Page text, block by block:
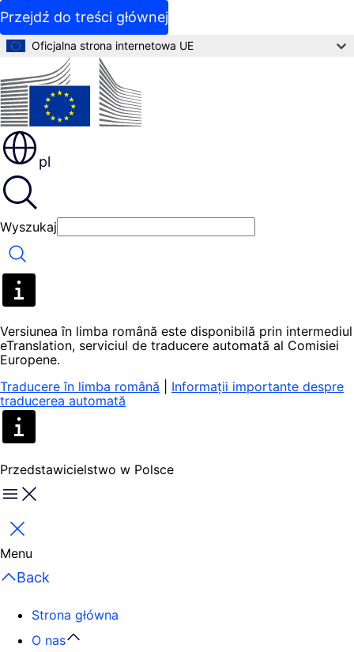
Przejdź do treści głównej
Oficjalna strona internetowa UE
pl
Wyszukaj
Wyszukaj
Versiunea în limba română este disponibilă prin intermediul
eTranslation, serviciul de traducere automată al Comisiei
Europene.
Traducere în limba română
Informații importante despre
traducerea automată
Przedstawicielstwo w Polsce
Menu
Zamknij
Menu
Back
Strona główna
O nas